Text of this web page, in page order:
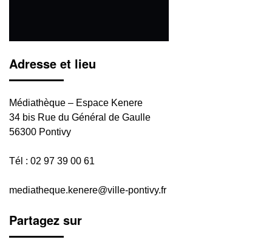
Adresse et lieu
Médiathèque – Espace Kenere
34 bis Rue du Général de Gaulle
56300 Pontivy
Tél : 02 97 39 00 61
mediatheque.kenere@ville-pontivy.fr
Partagez sur